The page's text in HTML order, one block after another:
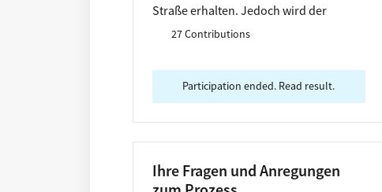
Straße erhalten. Jedoch wird der
Namenspate eine andere Person mit
27 Contributions
Participation ended. Read result.
Ihre Fragen und Anregungen